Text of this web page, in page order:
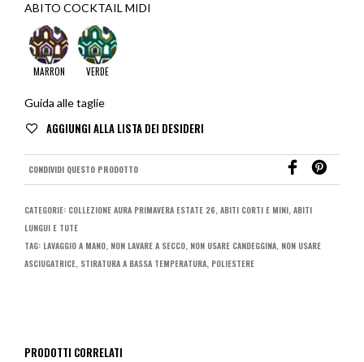
ABITO COCKTAIL MIDI
MARRON VERDE
Guida alle taglie
CONDIVIDI QUESTO PRODOTTO
CATEGORIE: COLLEZIONE AURA PRIMAVERA ESTATE 26, ABITI CORTI E MINI, ABITI
LUNGUI E TUTE
TAG: LAVAGGIO A MANO, NON LAVARE A SECCO, NON USARE CANDEGGINA, NON USARE
ASCIUGATRICE, STIRATURA A BASSA TEMPERATURA, POLIESTERE
PRODOTTI CORRELATI